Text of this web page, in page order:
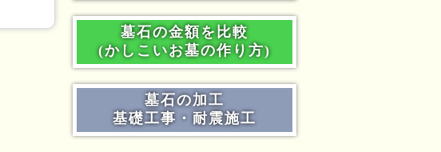
墓石の金額を比較
(かしこいお墓の作り方)
墓石の加工
基礎工事・耐震施工